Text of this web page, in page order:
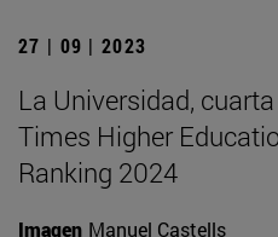
27 | 09 | 2023
La Universidad,
Times Higher
Ranking 2024
Imagen Manuel Castells